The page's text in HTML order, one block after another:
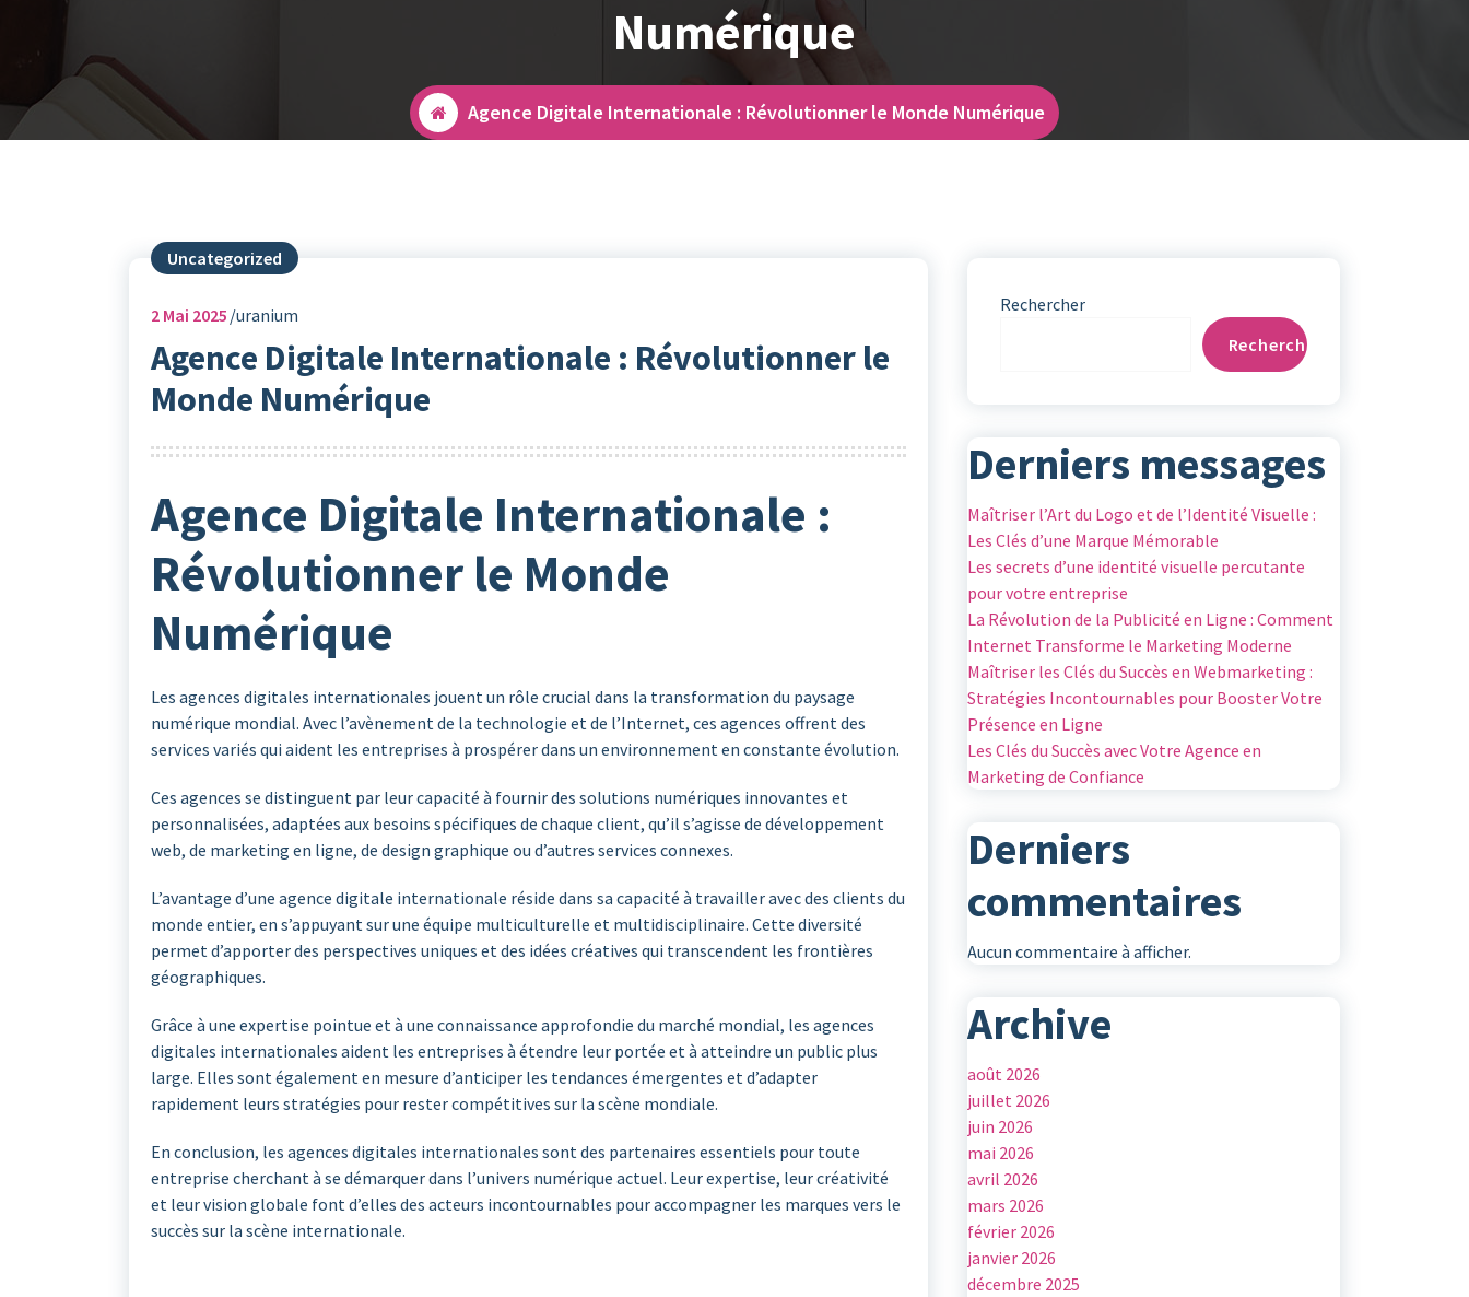
Numérique
Agence Digitale Internationale : Révolutionner le Monde Numérique
Uncategorized
2 Mai 2025 uranium
Agence Digitale Internationale : Révolutionner le
Monde Numérique
Agence Digitale Internationale :
Révolutionner le Monde
Numérique
Les agences digitales internationales jouent un rôle crucial dans la transformation du paysage
numérique mondial. Avec l’avènement de la technologie et de l’Internet, ces agences offrent des
services variés qui aident les entreprises à prospérer dans un environnement en constante évolution.
Ces agences se distinguent par leur capacité à fournir des solutions numériques innovantes et
personnalisées, adaptées aux besoins spécifiques de chaque client, qu’il s’agisse de développement
web, de marketing en ligne, de design graphique ou d’autres services connexes.
L’avantage d’une agence digitale internationale réside dans sa capacité à travailler avec des clients du
monde entier, en s’appuyant sur une équipe multiculturelle et multidisciplinaire. Cette diversité
permet d’apporter des perspectives uniques et des idées créatives qui transcendent les frontières
géographiques.
Grâce à une expertise pointue et à une connaissance approfondie du marché mondial, les agences
digitales internationales aident les entreprises à étendre leur portée et à atteindre un public plus
large. Elles sont également en mesure d’anticiper les tendances émergentes et d’adapter
rapidement leurs stratégies pour rester compétitives sur la scène mondiale.
En conclusion, les agences digitales internationales sont des partenaires essentiels pour toute
entreprise cherchant à se démarquer dans l’univers numérique actuel. Leur expertise, leur créativité
et leur vision globale font d’elles des acteurs incontournables pour accompagner les marques vers le
succès sur la scène internationale.
Rechercher
Rechercher
Derniers messages
Maîtriser l’Art du Logo et de l’Identité Visuelle :
Les Clés d’une Marque Mémorable
Les secrets d’une identité visuelle percutante
pour votre entreprise
La Révolution de la Publicité en Ligne : Comment
Internet Transforme le Marketing Moderne
Maîtriser les Clés du Succès en Webmarketing :
Stratégies Incontournables pour Booster Votre
Présence en Ligne
Les Clés du Succès avec Votre Agence en
Marketing de Confiance
Derniers
commentaires
Aucun commentaire à afficher.
Archive
août 2026
juillet 2026
juin 2026
mai 2026
avril 2026
mars 2026
février 2026
janvier 2026
décembre 2025